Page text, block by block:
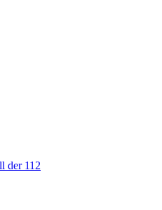
der 112